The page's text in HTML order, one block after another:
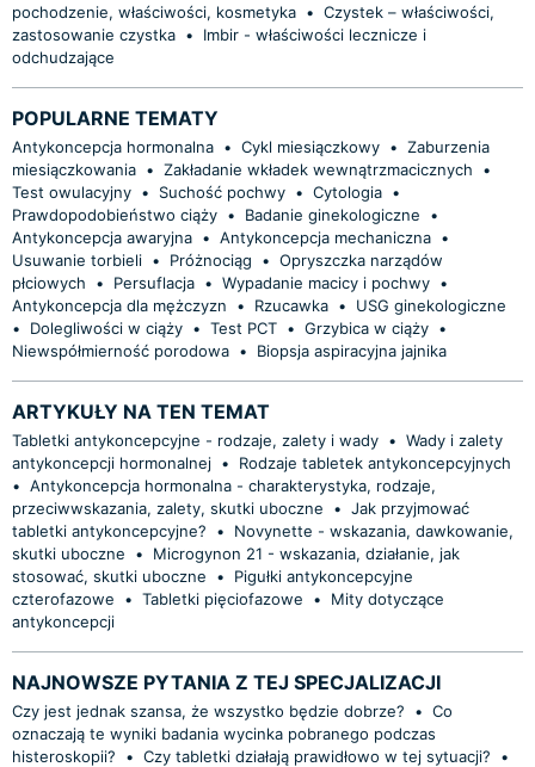
pochodzenie, właściwości, kosmetyka • Czystek – właściwości,
zastosowanie czystka •
Imbir - właściwości lecznicze i
odchudzające
POPULARNE TEMATY
Antykoncepcja hormonalna • Cykl miesiączkowy • Zaburzenia
miesiączkowania • Zakładanie wkładek wewnątrzmacicznych
•
Test owulacyjny • Suchość pochwy • Cytologia •
Prawdopodobieństwo ciąży • Badanie ginekologiczne
•
Antykoncepcja awaryjna • Antykoncepcja mechaniczna •
Usuwanie torbieli • Próżnociąg • Opryszczka narządów
płciowych
• Persuflacja • Wypadanie macicy i pochwy •
Antykoncepcja dla mężczyzn
• Rzucawka •
USG ginekologiczne
•
Dolegliwości w ciąży • Test PCT • Grzybica w ciąży •
Niewspółmierność porodowa • Biopsja aspiracyjna jajnika
ARTYKUŁY NA TEN TEMAT
Tabletki antykoncepcyjne - rodzaje, zalety i wady • Wady i zalety
antykoncepcji hormonalnej •
Rodzaje tabletek antykoncepcyjnych
• Antykoncepcja hormonalna - charakterystyka, rodzaje,
przeciwwskazania, zalety, skutki uboczne
• Jak przyjmować
tabletki antykoncepcyjne?
•
Novynette - wskazania, dawkowanie,
skutki uboczne
•
Microgynon 21 - wskazania, działanie, jak
stosować, skutki uboczne
•
Pigułki antykoncepcyjne
czterofazowe
• Tabletki pięciofazowe •
Mity dotyczące
antykoncepcji
NAJNOWSZE PYTANIA Z TEJ SPECJALIZACJI
Czy jest jednak szansa, że wszystko będzie dobrze? • Co
oznaczają te wyniki badania wycinka pobranego podczas
histeroskopii?
• Czy tabletki działają prawidłowo w tej sytuacji?
•